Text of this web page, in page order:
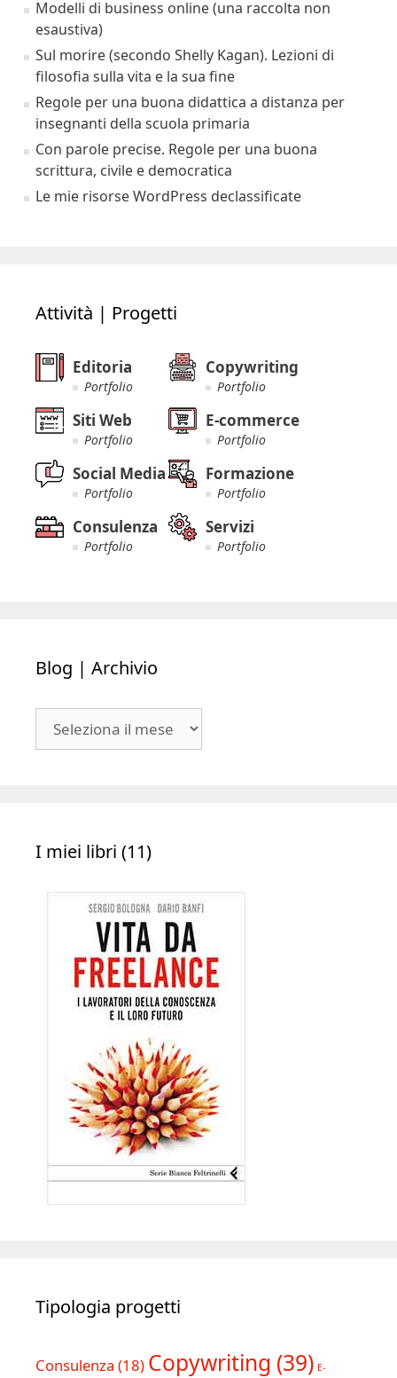
Modelli di business online (una raccolta non
esaustiva)
Sul morire (secondo Shelly Kagan). Lezioni di
filosofia sulla vita e la sua fine
Regole per una buona didattica a distanza per
insegnanti della scuola primaria
Con parole precise. Regole per una buona
scrittura, civile e democratica
Le mie risorse WordPress declassificate
Attività | Progetti
Editoria
Portfolio
Copywriting
Portfolio
Siti Web
Portfolio
E-commerce
Portfolio
Social Media
Portfolio
Formazione
Portfolio
Consulenza
Portfolio
Servizi
Portfolio
Blog | Archivio
I miei libri (11)
Tipologia progetti
Consulenza (18) Copywriting (39) E-